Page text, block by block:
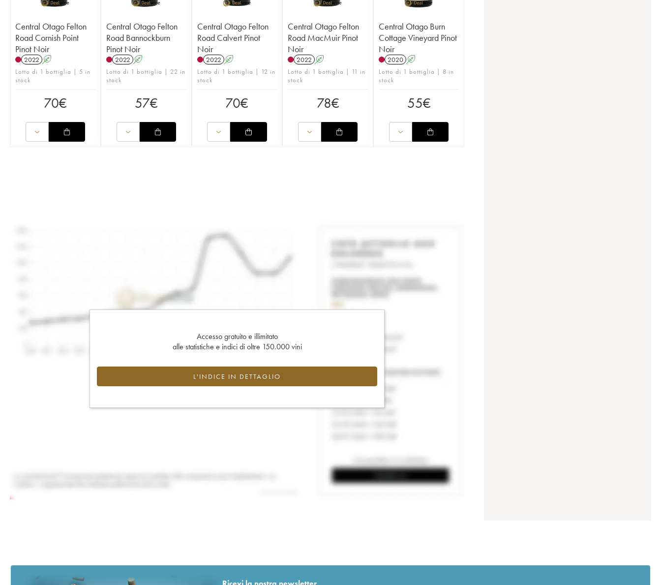
Central Otago Felton
Road Cornish Point
Pinot Noir
2022 A
Lotto di 1 bottiglia | 5 in
stock
70€
Central Otago Felton
Road Bannockburn
Pinot Noir
2022 A
Lotto di 1 bottiglia | 22 in
stock
57€
Central Otago Felton
Road Calvert Pinot
Noir
2022 A
Lotto di 1 bottiglia | 12 in
stock
70€
Central Otago Felton
Road MacMuir Pinot
Noir
2022 A
Lotto di 1 bottiglia | 11 in
stock
78€
Central Otago Burn
Cottage Vineyard Pinot
Noir
2020 A
Lotto di 1 bottiglia | 8 in
stock
55€
Accesso gratuito e illimitato
alle statistiche e indici di oltre 150.000 vini
L'INDICE IN DETTAGLIO